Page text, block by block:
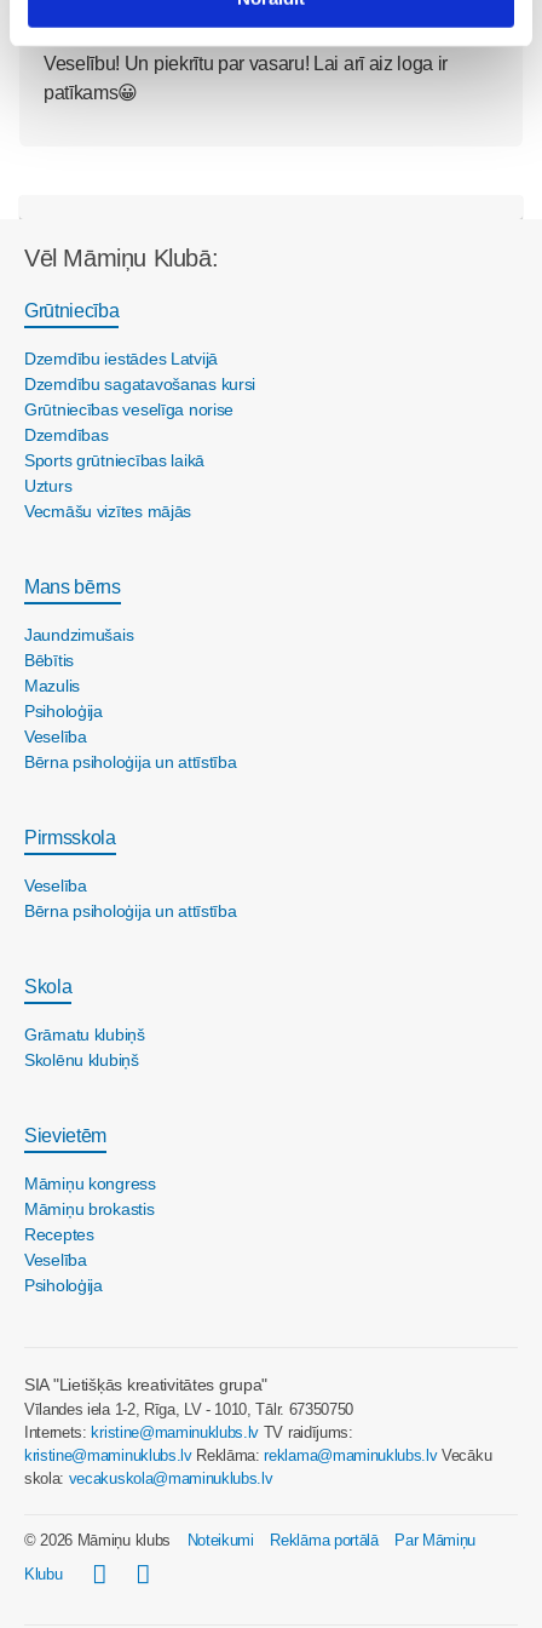
mamma27 01. Sep 2016, 12:42
Veselību! Un piekrītu par vasaru! Lai arī aiz loga ir
patīkams😀
Vēl Māmiņu Klubā:
Grūtniecība
Dzemdību iestādes Latvijā
Dzemdību sagatavošanas kursi
Grūtniecības veselīga norise
Dzemdības
Sports grūtniecības laikā
Uzturs
Vecmāšu vizītes mājās
Mans bērns
Jaundzimušais
Bēbītis
Mazulis
Psiholoģija
Veselība
Bērna psiholoģija un attīstība
Pirmsskola
Veselība
Bērna psiholoģija un attīstība
Skola
Grāmatu klubiņš
Skolēnu klubiņš
Sievietēm
Māmiņu kongress
Māmiņu brokastis
Receptes
Veselība
Psiholoģija
SIA "Lietišķās kreativitātes grupa"
Vīlandes iela 1-2, Rīga, LV - 1010, Tālr. 67350750
Internets:kristine@maminuklubs.lv TV raidījums:
kristine@maminuklubs.lvReklāma:reklama@maminuklubs.lvVecāku
skola: vecakuskola@maminuklubs.lv
© 2026 Māmiņu klubs Noteikumi Reklāma portālā
Par Māmiņu
Klubu